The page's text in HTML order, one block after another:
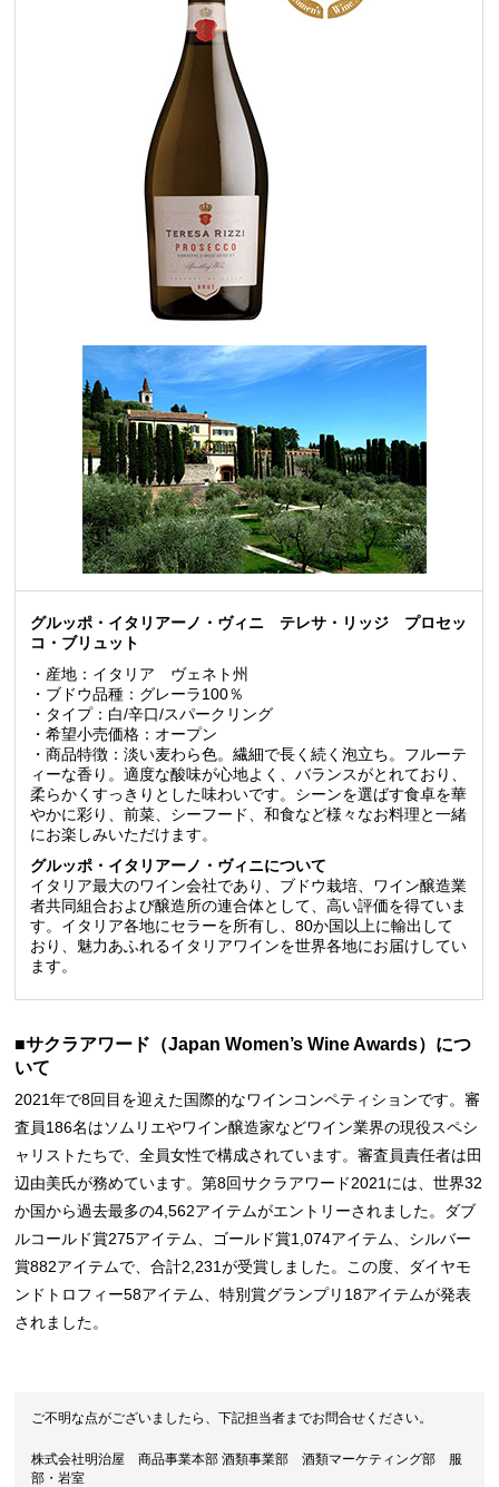
グルッポ・イタリアーノ・ヴィニ テレサ・リッジ プロセッ
コ・ブリュット
・産地：イタリア ヴェネト州
・ブドウ品種：グレーラ100％
・タイプ：白/辛口/スパークリング
・希望小売価格：オープン
・商品特徴：淡い麦わら色。繊細で長く続く泡立ち。フルーテ
ィーな香り。適度な酸味が心地よく、バランスがとれており、
柔らかくすっきりとした味わいです。シーンを選ばす食卓を華
やかに彩り、前菜、シーフード、和食など様々なお料理と一緒
にお楽しみいただけます。
グルッポ・イタリアーノ・ヴィニについて
イタリア最大のワイン会社であり、ブドウ栽培、ワイン醸造業
者共同組合および醸造所の連合体として、高い評価を得ていま
す。イタリア各地にセラーを所有し、80か国以上に輸出して
おり、魅力あふれるイタリアワインを世界各地にお届けしてい
ます。
■サクラアワード（Japan Women’s Wine Awards）につ
いて
2021年で8回目を迎えた国際的なワインコンペティションです。審
査員186名はソムリエやワイン醸造家などワイン業界の現役スペシ
ャリストたちで、全員女性で構成されています。審査員責任者は田
辺由美氏が務めています。第8回サクラアワード2021には、世界32
か国から過去最多の4,562アイテムがエントリーされました。ダブ
ルコールド賞275アイテム、ゴールド賞1,074アイテム、シルバー
賞882アイテムで、合計2,231が受賞しました。この度、ダイヤモ
ンドトロフィー58アイテム、特別賞グランプリ18アイテムが発表
されました。
ご不明な点がございましたら、下記担当者までお問合せください。
株式会社明治屋 商品事業本部 酒類事業部 酒類マーケティング部 服
部・岩室